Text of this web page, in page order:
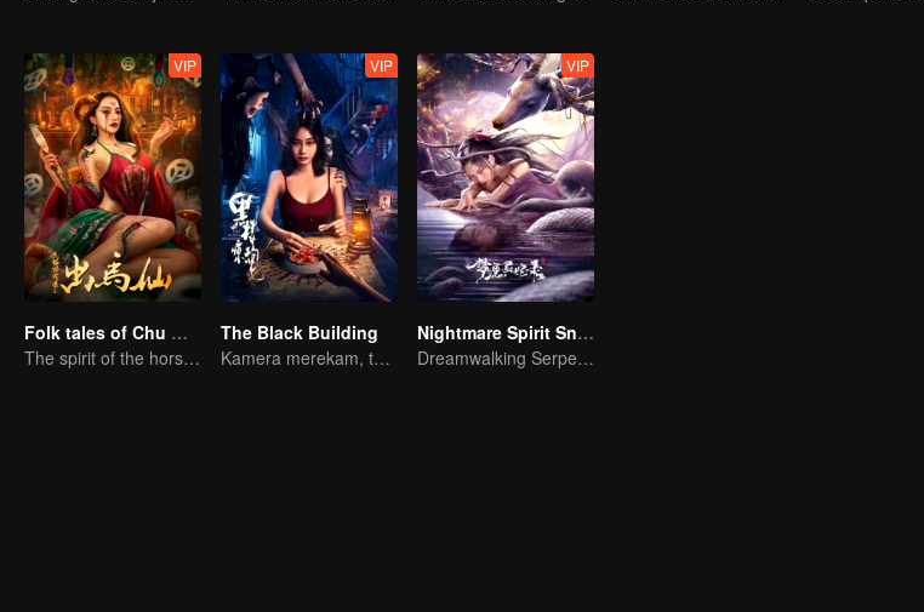
VIP
Folk tales of Chu Maxian
The spirit of the horse sacrifices a young girl to pray for immortality
VIP
The Black Building
Kamera merekam, tapi teriakan itu nyata.
VIP
Nightmare Spirit Snake Record
Dreamwalking Serpent and the Sword Immortal's Past